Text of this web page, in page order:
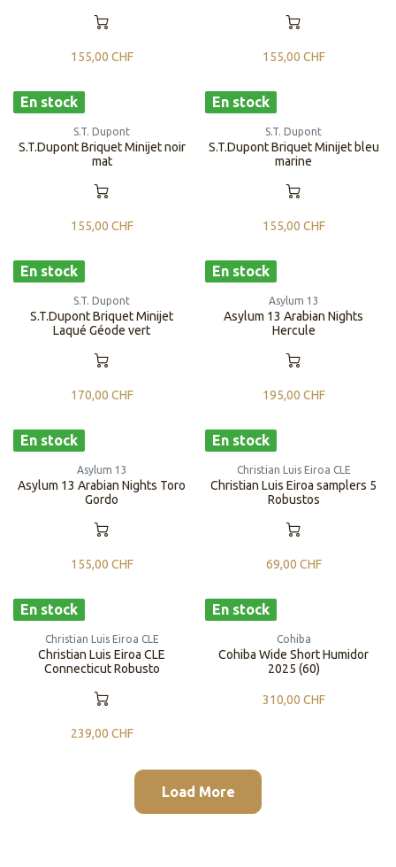
155,00 CHF 155,00 CHF
En stock
S.T. Dupont
S.T.Dupont Briquet Minijet noir
mat
155,00 CHF
En stock
S.T. Dupont
S.T.Dupont Briquet Minijet bleu
marine
155,00 CHF
En stock
S.T. Dupont
S.T.Dupont Briquet Minijet
Laqué Géode vert
170,00 CHF
En stock
Asylum 13
Asylum 13 Arabian Nights
Hercule
195,00 CHF
En stock
Asylum 13
Asylum 13 Arabian Nights Toro
Gordo
155,00 CHF
En stock
Christian Luis Eiroa CLE
Christian Luis Eiroa samplers 5
Robustos
69,00 CHF
En stock
Christian Luis Eiroa CLE
Christian Luis Eiroa CLE
Connecticut Robusto
239,00 CHF
En stock
Cohiba
Cohiba Wide Short Humidor
2025 (60)
310,00 CHF
Load More